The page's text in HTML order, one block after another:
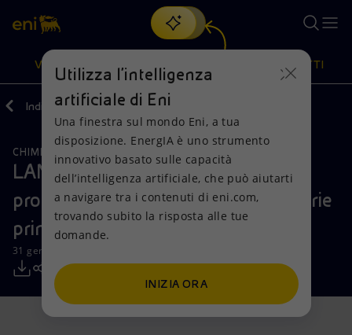
Cerca
scopri EnergIA, la nostra nuova soluzione di intelligenza
artificiale.
VISIONE
Visione
Mission e valori
Persone e Partnership
Net Zero
Modello satellitare
Azioni
Diversificazione energetica
Tecnologie per la transizione
Collaborazioni per l'innovazione
Attività nel mondo
PRODOTTI
Prodotti
Casa
Imprese
Mobilità
Indietro Media Comunicati Stampa
CHIMICA ECONOMIA CIRCOLARE
LANXESS e Matrìca insieme per
produrre biocidi sostenibili da materie
prime rinnovabili
31 gennaio 2022 - 10:00 CET
Utilizza l'intelligenza
artificiale di Eni
Una finestra sul mondo Eni, a tua
disposizione. EnergIA è uno strumento
innovativo basato sulle capacità
dell’intelligenza artificiale, che può aiutarti
a navigare tra i contenuti di eni.com,
trovando subito la risposta alle tue
domande.
INIZIA ORA